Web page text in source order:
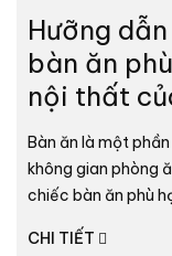
Hưỡng
bàn ăn
nội thất
Bàn ăn là một
không gian phòng
chiếc bàn ăn phù
CHI TIẾT